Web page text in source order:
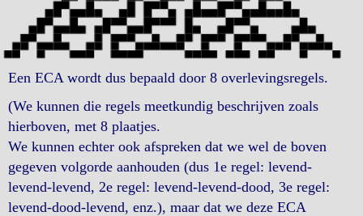
Een ECA wordt dus bepaald door 8 overlevingsregels.
(We kunnen die regels meetkundig beschrijven zoals
hierboven, met 8 plaatjes.
We kunnen echter ook afspreken dat we wel de boven
gegeven volgorde aanhouden (dus 1e regel: levend-
levend-levend, 2e regel: levend-levend-dood, 3e regel:
levend-dood-levend, enz.), maar dat we deze ECA